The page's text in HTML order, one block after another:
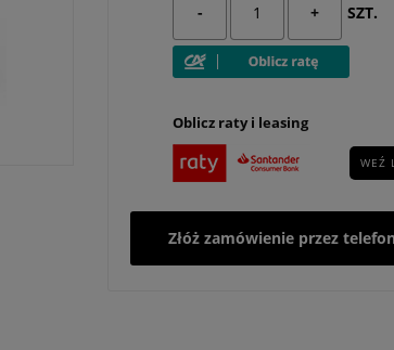
- + SZT.
Oblicz raty i leasing
WEŹ
Złóż zamówienie przez telefon